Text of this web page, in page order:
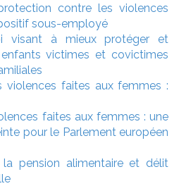
contre les violences
sous-employé
visant à mieux protéger et
victimes et covictimes
faites aux femmes :
faites aux femmes : une
pour le Parlement européen
pension alimentaire et délit